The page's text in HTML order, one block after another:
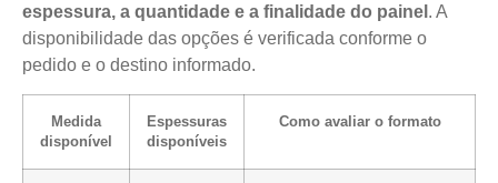
espessura, a quantidade e a finalidade do painel . A
disponibilidade das opções é verificada conforme o
pedido e o destino informado.
Medida
disponível
Espessuras
disponíveis
Como avaliar o formato